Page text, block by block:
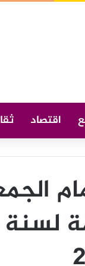
اقتصاد